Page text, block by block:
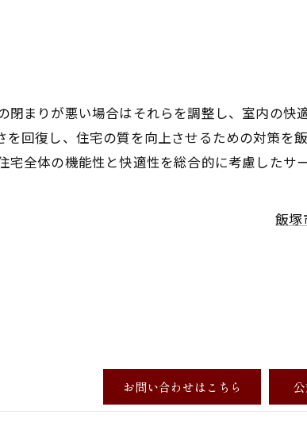
まりが悪い場合はそれらを調整し、室内の快
回復し、住宅の質を向上させるための対策を
全体の機能性と快適性を総合的に考慮したサ
飯塚
お問い合わせはこちら